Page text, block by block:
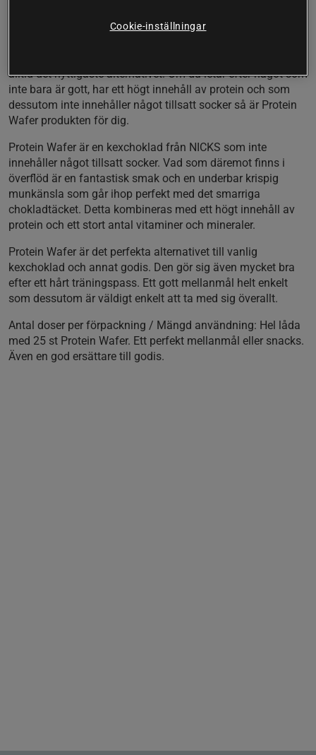
Lika god som mellanmål som efter träningen
alltid det nyttigaste alternativet. Om du letar efter något som
inte bara är gott, har ett högt innehåll av protein och som
dessutom inte innehåller något tillsatt socker så är Protein
Wafer produkten för dig.
Protein Wafer är en kexchoklad från NICKS som inte
innehåller något tillsatt socker. Vad som däremot finns i
överflöd är en fantastisk smak och en underbar krispig
munkänsla som går ihop perfekt med det smarriga
chokladtäcket. Detta kombineras med ett högt innehåll av
protein och ett stort antal vitaminer och mineraler.
Protein Wafer är det perfekta alternativet till vanlig
kexchoklad och annat godis. Den gör sig även mycket bra
efter ett hårt träningspass. Ett gott mellanmål helt enkelt
som dessutom är väldigt enkelt att ta med sig överallt.
Antal doser per förpackning / Mängd användning: Hel låda
med 25 st Protein Wafer. Ett perfekt mellanmål eller snacks.
Även en god ersättare till godis.
Cookie-inställningar